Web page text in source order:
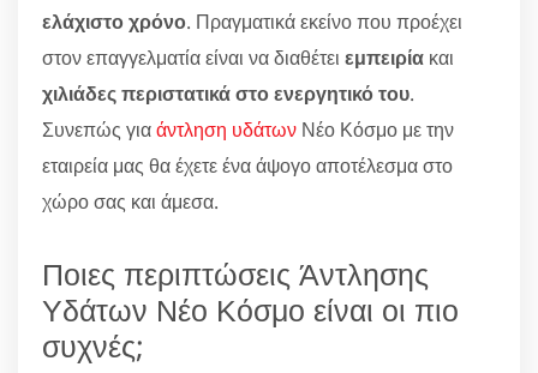
ελάχιστο χρόνο. Πραγματικά εκείνο που προέχει
στον επαγγελματία είναι να διαθέτει εμπειρία και
χιλιάδες περιστατικά στο ενεργητικό του.
Συνεπώς γιαάντληση υδάτων Νέο Κόσμο με την
εταιρεία μας θα έχετε ένα άψογο αποτέλεσμα στο
χώρο σας και άμεσα.
Ποιες περιπτώσεις Άντλησης
Υδάτων Νέο Κόσμο είναι οι πιο
συχνές;